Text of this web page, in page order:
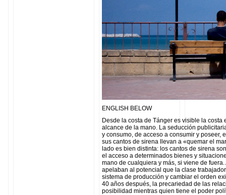
ENGLISH BELOW
Desde la costa de Tánger es visible la
alcance de la mano. La seducción
y consumo, de acceso a consumir y poseer,
sus cantos de sirena llevan a «quemar el
lado es bien distinta: los cantos de sirena
el acceso a determinados bienes y
mano de cualquiera y más, si viene de
apelaban al potencial que la clase
sistema de producción y cambiar el orden
40 años después, la precariedad de las
posibilidad mientras quien tiene el poder